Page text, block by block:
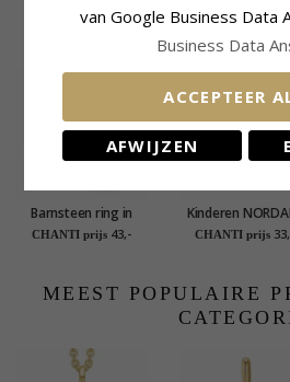
KLANTEN
Barnsteen ring in
geoxideerd
CHANTI prijs 43,-
Kinderen
ANDERSEN
roze zirkoon
CHANTI prijs
MEEST POPULAIRE
van Google Business Data
Business Data
ACCEPTEER
AFWIJZEN